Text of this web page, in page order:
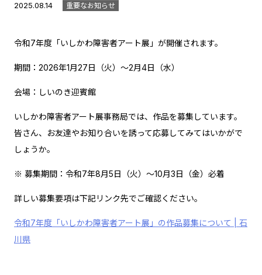
2025.08.14 重要なお知らせ
令和7年度「いしかわ障害者アート展」が開催されます。
期間：2026年1月27日（火）～2月4日（水）
会場：しいのき迎賓館
いしかわ障害者アート展事務局では、作品を募集しています。
皆さん、お友達やお知り合いを誘って応募してみてはいかがで
しょうか。
※ 募集期間：令和7年8月5日（火）～10月3日（金）必着
詳しい募集要項は下記リンク先でご確認ください。
令和7年度「いしかわ障害者アート展」の作品募集について | 石
川県